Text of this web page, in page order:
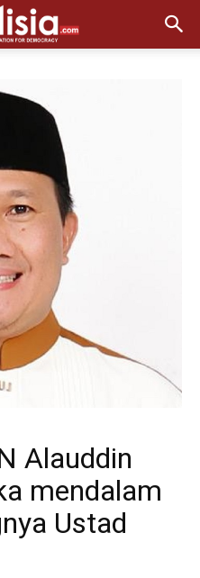
Alauddin
mendalam
Ustad